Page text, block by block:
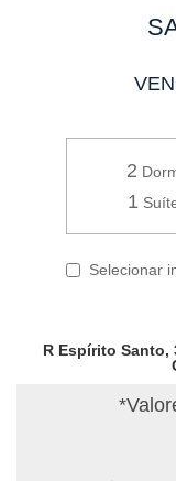
2
1
Selecionar
R Espírito Santo,